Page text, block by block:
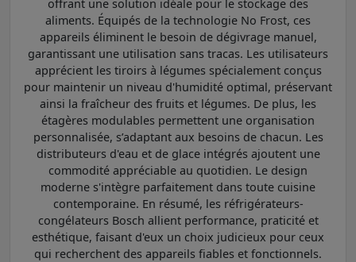
offrant une solution idéale pour le stockage des
aliments. Équipés de la technologie No Frost, ces
appareils éliminent le besoin de dégivrage manuel,
garantissant une utilisation sans tracas. Les utilisateurs
apprécient les tiroirs à légumes spécialement conçus
pour maintenir un niveau d'humidité optimal, préservant
ainsi la fraîcheur des fruits et légumes. De plus, les
étagères modulables permettent une organisation
personnalisée, s’adaptant aux besoins de chacun. Les
distributeurs d'eau et de glace intégrés ajoutent une
commodité appréciable au quotidien. Le design
moderne s'intègre parfaitement dans toute cuisine
contemporaine. En résumé, les réfrigérateurs-
congélateurs Bosch allient performance, praticité et
esthétique, faisant d'eux un choix judicieux pour ceux
qui recherchent des appareils fiables et fonctionnels.